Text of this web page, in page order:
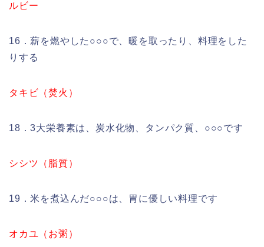
ルビー
16．薪を燃やした○○○で、暖を取ったり、料理をした
りする
タキビ（焚火）
18．3大栄養素は、炭水化物、タンパク質、○○○です
シシツ（脂質）
19．米を煮込んだ○○○は、胃に優しい料理です
オカユ（お粥）